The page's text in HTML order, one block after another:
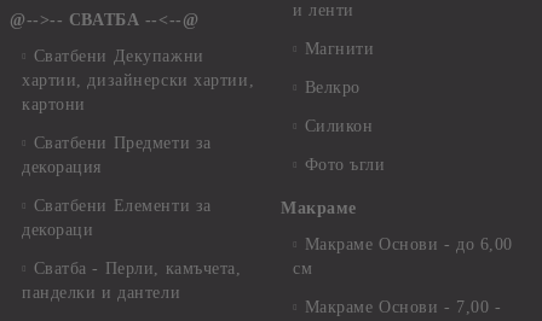
@-->-- СВАТБА --<--@
Сватбени Декупажни
хартии, дизайнерски хартии,
картони
Сватбени Предмети за
декорация
Сватбени Елементи за
декораци
Сватба - Перли, камъчета,
панделки и дантели
и ленти
Магнити
Велкро
Силикон
Фото ъгли
Макраме
Макраме Основи - до 6,00
см
Макраме Основи - 7,00 -